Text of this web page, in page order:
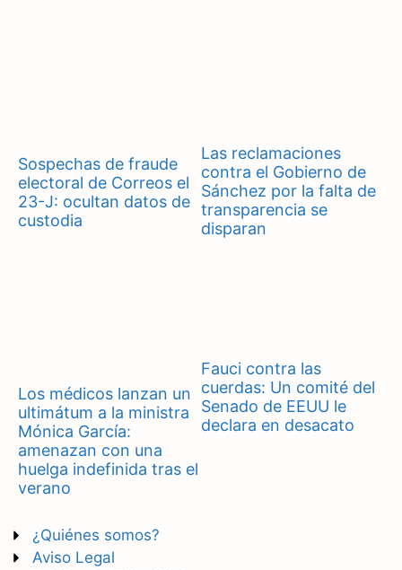
Sospechas de fraude
electoral de Correos el
23-J: ocultan datos de
custodia
Las reclamaciones
contra el Gobierno de
Sánchez por la falta de
transparencia se
disparan
Los médicos lanzan un
ultimátum a la ministra
Mónica García:
amenazan con una
huelga indefinida tras el
verano
Fauci contra las
cuerdas: Un comité del
Senado de EEUU le
declara en desacato
¿Quiénes somos?
Aviso Legal